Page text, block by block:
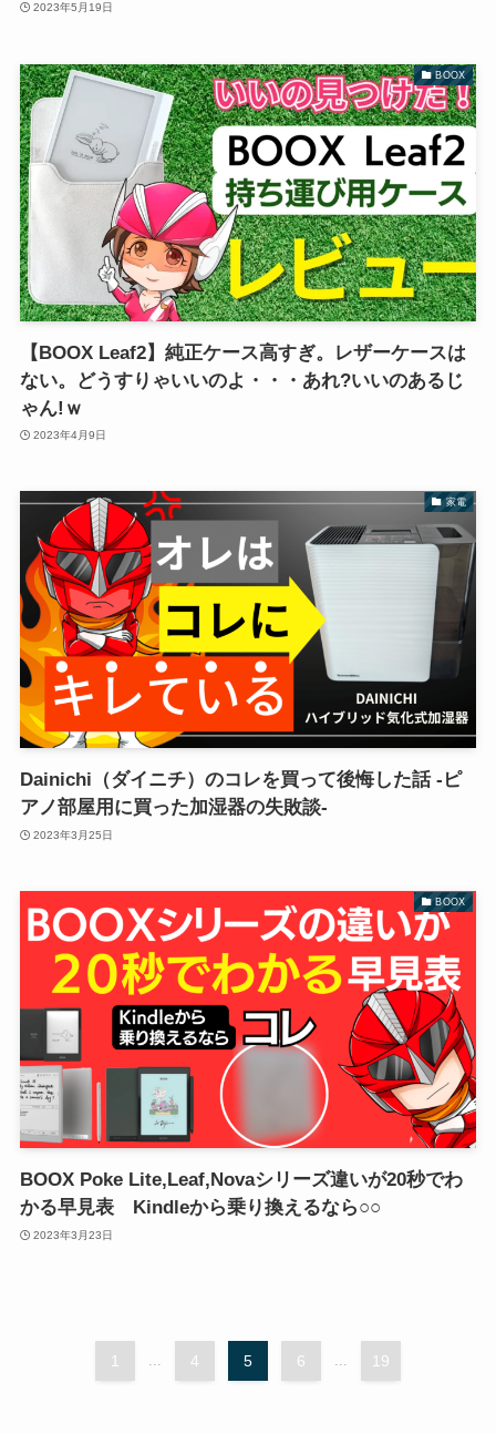
2023年5月19日
BOOX
【BOOX Leaf2】純正ケース高すぎ。レザーケースは
ない。どうすりゃいいのよ・・・あれ?いいのあるじ
ゃん!ｗ
2023年4月9日
家電
Dainichi（ダイニチ）のコレを買って後悔した話 -ピ
アノ部屋用に買った加湿器の失敗談-
2023年3月25日
BOOX
BOOX Poke Lite,Leaf,Novaシリーズ違いが20秒でわ
かる早見表 Kindleから乗り換えるなら○○
2023年3月23日
1 ... 4 5 6 ... 19